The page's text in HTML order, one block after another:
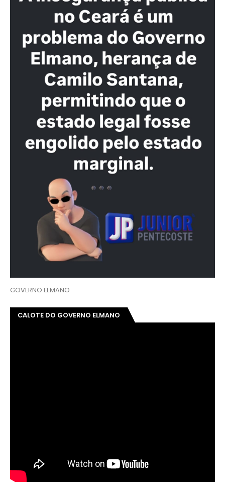
GOVERNO ELMANO
CALOTE DO GOVERNO ELMANO